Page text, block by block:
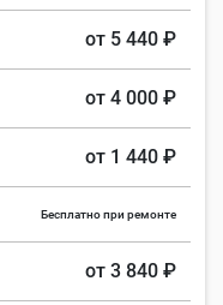
от 5 440 ₽
от 4 000 ₽
от 1 440 ₽
Бесплатно при ремонте
от 3 840 ₽